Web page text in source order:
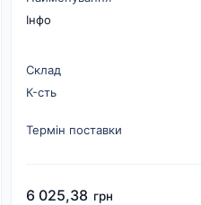
Інфо
Склад
К-cть
Термін поставки
6 025,38 грн